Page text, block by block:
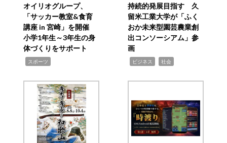
オイリオグループ、
「サッカー教室&食育
講座 in 宮崎」を開催
小学1年生～3年生の身
体づくりをサポート
スポーツ
持続的発展目指す 久
留米工業大学が「ふく
おか未来型園芸農業創
出コンソーシアム」参
画
ビジネス 社会